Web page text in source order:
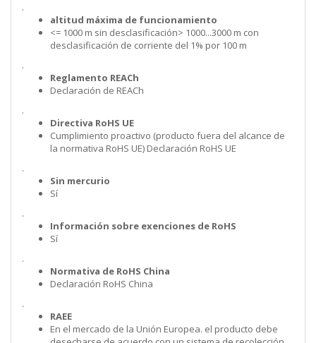
.
altitud máxima de funcionamiento
<= 1000 m sin desclasificación> 1000...3000 m con
desclasificación de corriente del 1% por 100 m
.
Reglamento REACh
Declaración de REACh
.
Directiva RoHS UE
Cumplimiento proactivo (producto fuera del alcance de
la normativa RoHS UE) Declaración RoHS UE
.
Sin mercurio
Sí
.
Información sobre exenciones de RoHS
Sí
.
Normativa de RoHS China
Declaración RoHS China
.
RAEE
En el mercado de la Unión Europea. el producto debe